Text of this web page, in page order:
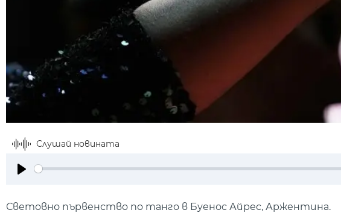
Слушай новината
Световно първенство по танго в Буенос Айрес, Аржентина.